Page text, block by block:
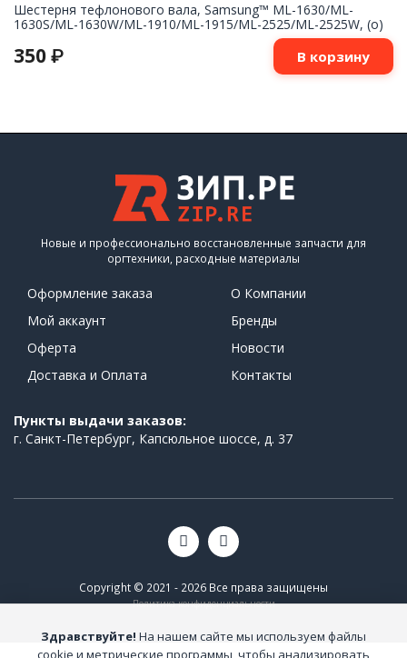
Шестерня тефлонового вала, Samsung™ ML-1630/ML-
1630S/ML-1630W/ML-1910/ML-1915/ML-2525/ML-2525W, (о)
350 ₽ В корзину
Новые и профессионально восстановленные запчасти для
оргтехники, расходные материалы
Оформление заказа
Мой аккаунт
Оферта
Доставка и Оплата
О Компании
Бренды
Новости
Контакты
Пункты выдачи заказов:
г. Санкт-Петербург, Капсюльное шоссе, д. 37
Copyright © 2021 - 2026 Все права защищены
Политика конфиденциальности
Здравствуйте! На нашем сайте мы используем файлы
cookie и метрические программы, чтобы анализировать